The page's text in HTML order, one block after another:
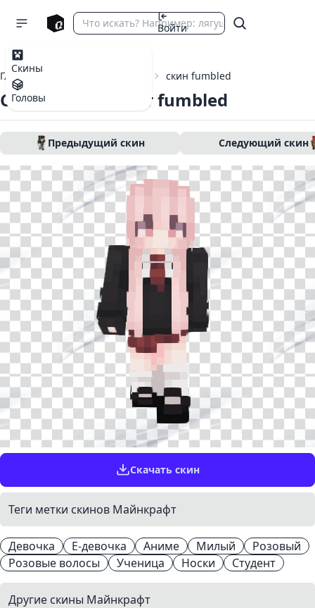
Скины
Головы
Войти
Главная скин fumbled
Скин Майнкрафт fumbled
Предыдущий скин Следующий скин
Скачать скин
Теги метки скинов Майнкрафт
Девочка Е-девочка Аниме Милый
Розовый
Розовые волосы
Ученица Носки Студент
Другие скины Майнкрафт